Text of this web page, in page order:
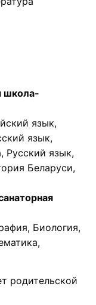
школа-
язык,
язык,
Русский язык,
Беларуси,
Биология,
родительской